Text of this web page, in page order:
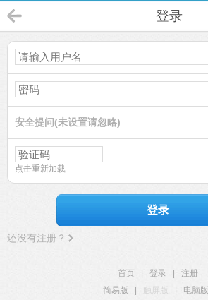
登录
安全提问(未设置请忽略)
点击重新加载
登录
还没有注册？
首页 登录
注册
简易版
触屏版 电脑版